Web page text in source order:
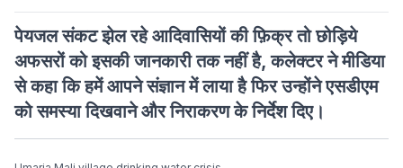
पेयजल संकट झेल रहे आदिवासियों की फ़िक्र तो छोड़िये
अफसरों को इसकी जानकारी तक नहीं है, कलेक्टर ने मीडिया
से कहा कि हमें आपने संज्ञान में लाया है फिर उन्होंने एसडीएम
को समस्या दिखवाने और निराकरण के निर्देश दिए।